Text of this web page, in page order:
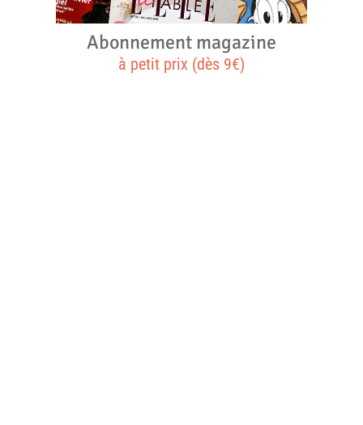
Abonnement magazine
à petit prix (dès 9€)